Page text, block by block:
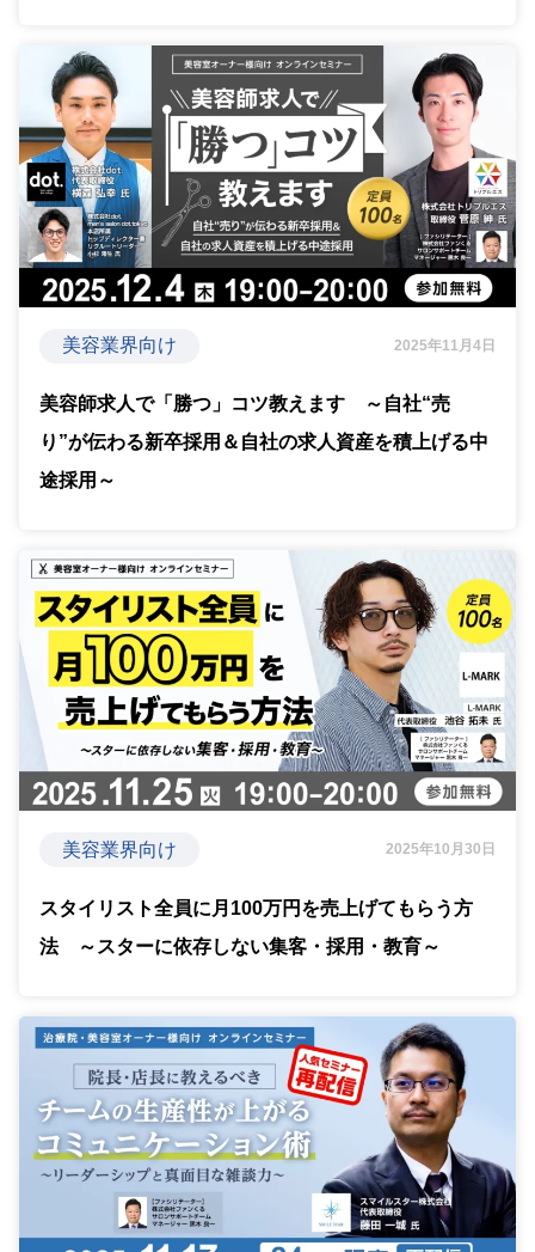
美容業界向け 2025年11月4日
美容師求人で「勝つ」コツ教えます ～自社“売
り”が伝わる新卒採用＆自社の求人資産を積上げる中
途採用～
美容業界向け 2025年10月30日
スタイリスト全員に月100万円を売上げてもらう方
法 ～スターに依存しない集客・採用・教育～